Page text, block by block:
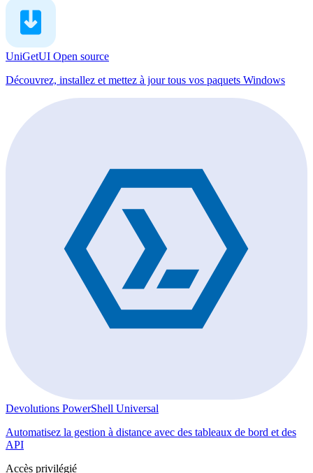
UniGetUI Open source
Découvrez, installez et mettez à jour tous vos paquets Windows
Devolutions PowerShell Universal
Automatisez la gestion à distance avec des tableaux de bord et des
API
Accès privilégié